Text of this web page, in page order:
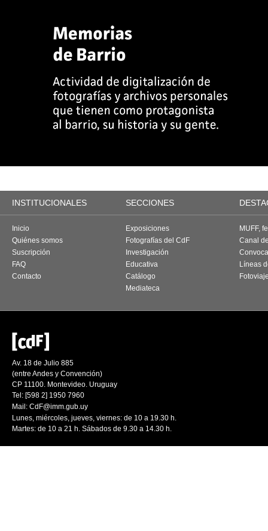
INSTITUCIONALES SECCIONES
Inicio
Quiénes somos
Suscripción
FAQ
Contacto
Exposiciones
Fotografías del CdF
Investigación
Educativa
Catálogo
Mediateca
MUFF,
Canal
Líneas
Av. 18 de Julio 885
(entre Andes y Convención)
CP 11100. Montevideo. Uruguay
Tel: [598 2] 1950 7960
Mail: CdF@imm.gub.uy
Lunes, miércoles, jueves, viernes: de 10 a 19.30 h.
Martes: de 10 a 21 h. Sábados de 9.30 a 14.30 h.